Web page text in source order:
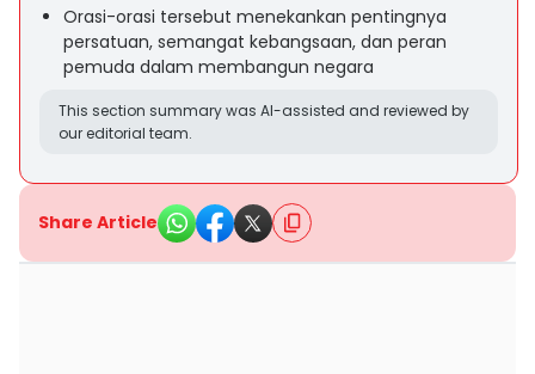
Orasi-orasi tersebut menekankan pentingnya
persatuan, semangat kebangsaan, dan peran
pemuda dalam membangun negara
This section summary was AI-assisted and reviewed by
our editorial team.
Share Article